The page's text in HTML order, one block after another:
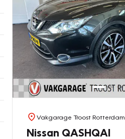
Vakgarage Troost Rotterdam
Nissan QASHQAI